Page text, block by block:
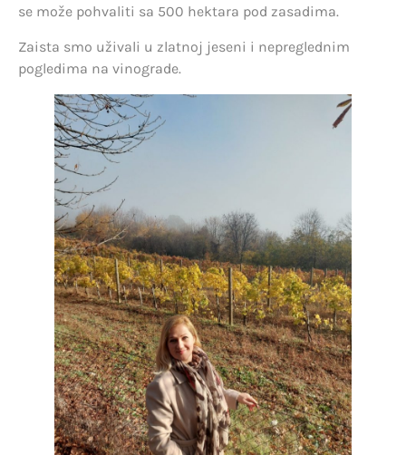
se može pohvaliti sa 500 hektara pod zasadima.
Zaista smo uživali u zlatnoj jeseni i nepreglednim
pogledima na vinograde.